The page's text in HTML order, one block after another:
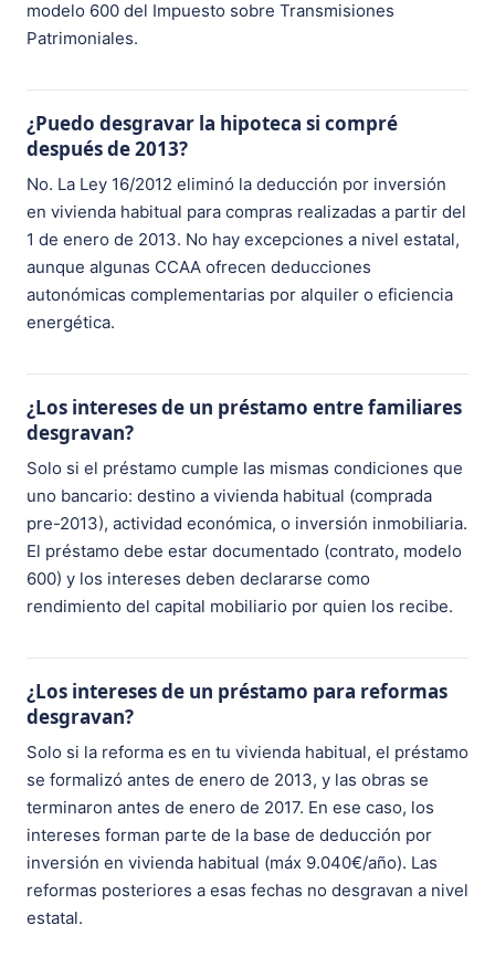
modelo 600 del Impuesto sobre Transmisiones
Patrimoniales.
¿Puedo desgravar la hipoteca si compré
después de 2013?
No. La Ley 16/2012 eliminó la deducción por inversión
en vivienda habitual para compras realizadas a partir del
1 de enero de 2013. No hay excepciones a nivel estatal,
aunque algunas CCAA ofrecen deducciones
autonómicas complementarias por alquiler o eficiencia
energética.
¿Los intereses de un préstamo entre familiares
desgravan?
Solo si el préstamo cumple las mismas condiciones que
uno bancario: destino a vivienda habitual (comprada
pre-2013), actividad económica, o inversión inmobiliaria.
El préstamo debe estar documentado (contrato, modelo
600) y los intereses deben declararse como
rendimiento del capital mobiliario por quien los recibe.
¿Los intereses de un préstamo para reformas
desgravan?
Solo si la reforma es en tu vivienda habitual, el préstamo
se formalizó antes de enero de 2013, y las obras se
terminaron antes de enero de 2017. En ese caso, los
intereses forman parte de la base de deducción por
inversión en vivienda habitual (máx 9.040€/año). Las
reformas posteriores a esas fechas no desgravan a nivel
estatal.